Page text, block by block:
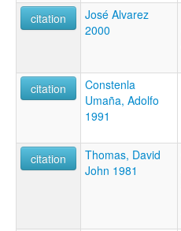
citation
José Alvarez
2000
citation
Constenla
Umaña, Adolfo
1991
citation
Thomas, David
John 1981